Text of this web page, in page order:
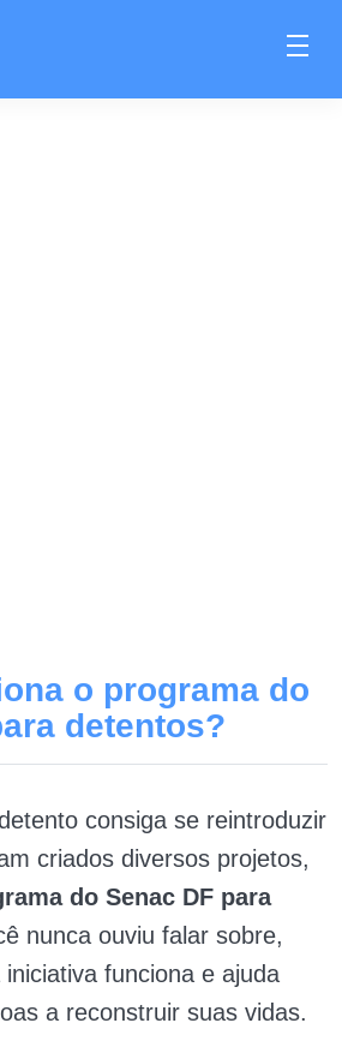
o programa do
detentos?
consiga se reintroduzir
criados diversos projetos,
do Senac DF para
nunca ouviu falar sobre,
funciona e ajuda
a reconstruir suas vidas.